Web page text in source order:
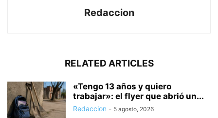
Redaccion
RELATED ARTICLES
«Tengo 13 años y quiero
trabajar»: el flyer que abrió un...
Redaccion - 5 agosto, 2026